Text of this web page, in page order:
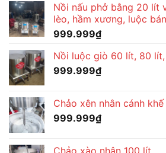
Nồi nấu phở bằng 20 lít
lèo, hầm xương, luộc
999.999₫
Nồi luộc giò 60 lít, 80
999.999₫
Chảo xên nhân cánh
999.999₫
Chảo xào nhân 100 lít